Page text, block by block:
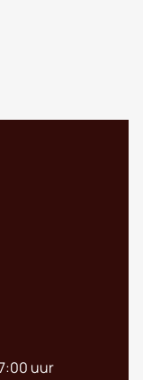
uur